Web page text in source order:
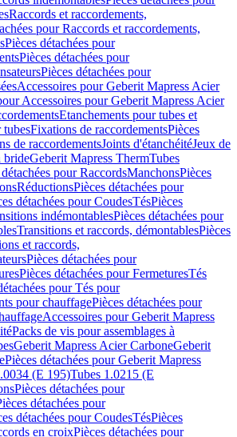
Raccords et raccordements,
pour Raccords et raccordements,
Pièces détachées pour
Pièces détachées pour
Pièces détachées pour
Accessoires pour Geberit Mapress Acier
Accessoires pour Geberit Mapress Acier
Etanchements pour tubes et
Fixations de raccordementsPièces
de raccordementsJoints d'étanchéitéJeux de
brideGeberit Mapress ThermTubes
pour RaccordsManchonsPièces
RéductionsPièces détachées pour
détachées pour CoudesTésPièces
indémontablesPièces détachées pour
Transitions et raccords, démontablesPièces
et raccords,
Pièces détachées pour
Pièces détachées pour FermeturesTés
pour Tés pour
pour chauffagePièces détachées pour
Accessoires pour Geberit Mapress
Packs de vis pour assemblages à
Geberit Mapress Acier CarboneGeberit
Pièces détachées pour Geberit Mapress
(E 195)Tubes 1.0215 (E
Pièces détachées pour
détachées pour
détachées pour CoudesTésPièces
en croixPièces détachées pour